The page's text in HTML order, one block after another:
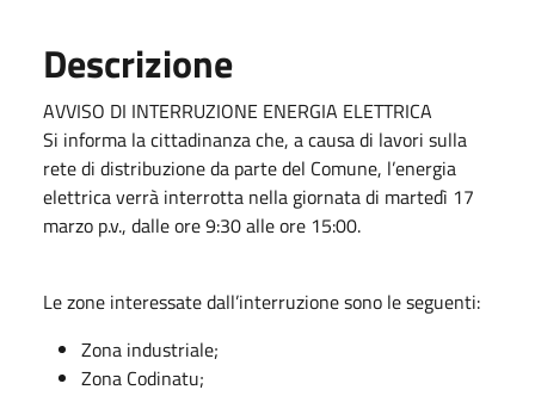
Descrizione
AVVISO DI INTERRUZIONE ENERGIA ELETTRICA
Si informa la cittadinanza che, a causa di lavori sulla
rete di distribuzione da parte del Comune, l’energia
elettrica verrà interrotta nella giornata di martedì 17
marzo p.v., dalle ore 9:30 alle ore 15:00.
Le zone interessate dall’interruzione sono le seguenti:
Zona industriale;
Zona Codinatu;